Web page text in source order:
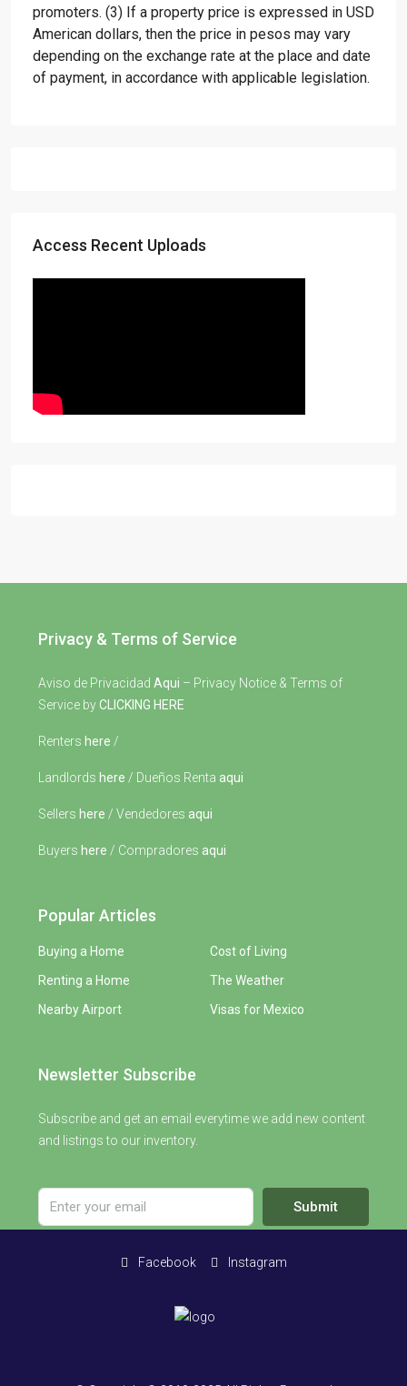
promoters. (3) If a property price is expressed in USD
American dollars, then the price in pesos may vary
depending on the exchange rate at the place and date
of payment, in accordance with applicable legislation.
Access Recent Uploads
Privacy & Terms of Service
Aviso de Privacidad Aqui – Privacy Notice & Terms of
Service byCLICKING HERE
Renters here /
Landlords here / Dueños Renta aqui
Sellers here / Vendedores aqui
Buyers here / Compradores aqui
Popular Articles
Buying a Home
Renting a Home
Nearby Airport
Cost of Living
The Weather
Visas for Mexico
Newsletter Subscribe
Subscribe and get an email everytime we add new content
and listings to our inventory.
Submit
Facebook Instagram